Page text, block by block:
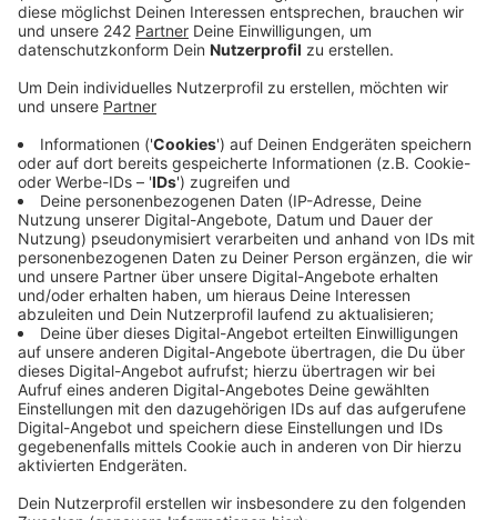
klappen.
Veröffentlicht:Mittwoch, 12.11.2025 07:03
Anzeige
Ein Sachverständiger hat herausgefunden, dass die
Computer-Technik nicht funktioniert wie geplant. Die
Bahn kann also wichtige Tests nicht durchführen - und
letztlich nicht garantieren, dass das neue Stellwerk
auch funktioniert. Deswegen der Super-GAU: Es wird
demnächst noch eine weitere Sperrung des Kölner
Hauptbahnhofs geben. Wann, ist noch unklar.
Trotzdem wird der Hauptbahnhof ab Freitagabend wie
geplant für zehn Tage gesperrt. Regional- und
Fernzüge machen dann bis zum 24. November einen
großen Bogen um den Hauptbahnhof, werden
umgeleitet oder halten an anderen Bahnhöfen in Köln.